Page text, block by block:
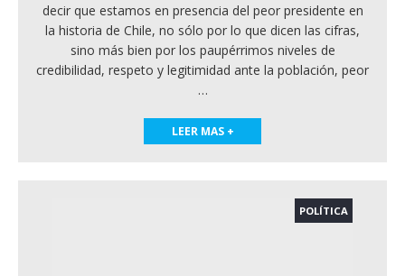
decir que estamos en presencia del peor presidente en
la historia de Chile, no sólo por lo que dicen las cifras,
sino más bien por los paupérrimos niveles de
credibilidad, respeto y legitimidad ante la población, peor
…
LEER MAS +
POLÍTICA